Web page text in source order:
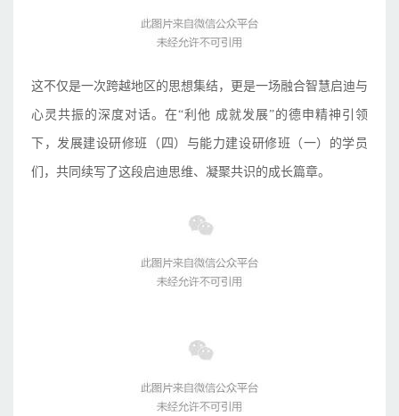
这不仅是一次跨越地区的思想集结，更是一场融合智慧启迪与
心灵共振的深度对话。在“利他 成就发展”的德申精神引领
下，发展建设研修班（四）与能力建设研修班（一）的学员
们，共同续写了这段启迪思维、凝聚共识的成长篇章。